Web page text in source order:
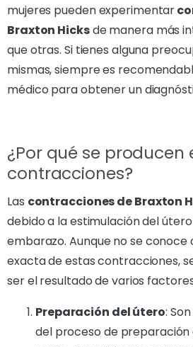
mujeres pueden experimentar
Braxton Hicksde manera más
que otras. Si tienes alguna
mismas, siempre es
médico para obtener un
¿Por qué se producen
contracciones?
Las contracciones de Braxton
debido a la estimulación del
embarazo. Aunque no se
exacta de estas contracciones,
ser el resultado de varios
Preparación del útero:
del proceso de